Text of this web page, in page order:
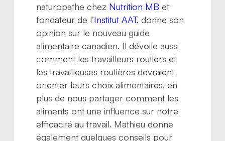
naturopathe chez Nutrition MB et
fondateur de l’Institut AAT, donne son
opinion sur le nouveau guide
alimentaire canadien. Il dévoile aussi
comment les travailleurs routiers et
les travailleuses routières devraient
orienter leurs choix alimentaires, en
plus de nous partager comment les
aliments ont une influence sur notre
efficacité au travail. Mathieu donne
également quelques conseils pour